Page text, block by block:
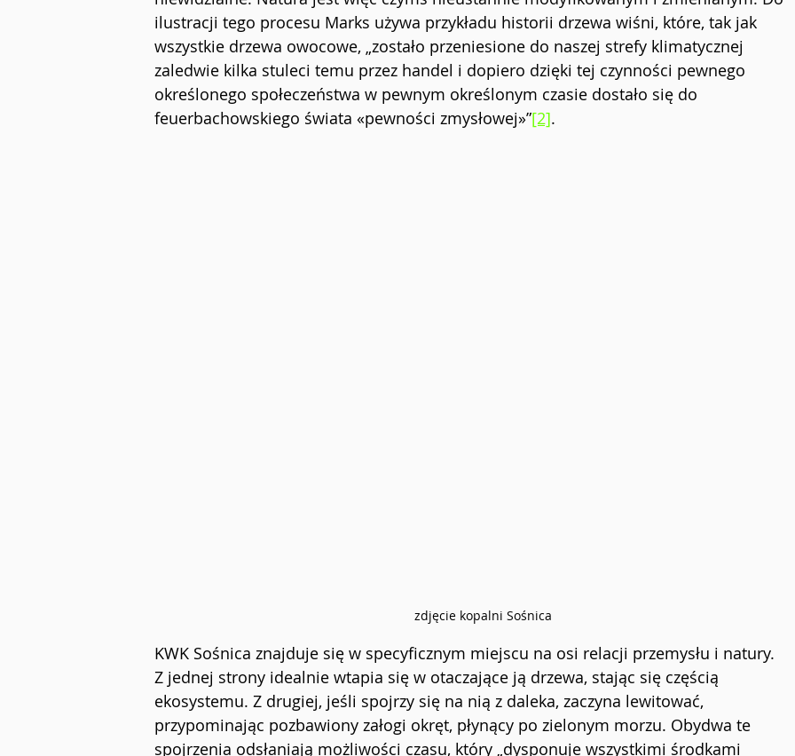
ilustracji tego procesu Marks używa przykładu historii drzewa wiśni, które, tak jak
wszystkie drzewa owocowe, „zostało przeniesione do naszej strefy klimatycznej
zaledwie kilka stuleci temu przez handel i dopiero dzięki tej czynności pewnego
określonego społeczeństwa w pewnym określonym czasie dostało się do
feuerbachowskiego świata «pewności zmysłowej»”[2].
zdjęcie kopalni Sośnica
KWK Sośnica znajduje się w specyficznym miejscu na osi relacji przemysłu i natury.
Z jednej strony idealnie wtapia się w otaczające ją drzewa, stając się częścią
ekosystemu. Z drugiej, jeśli spojrzy się na nią z daleka, zaczyna lewitować,
przypominając pozbawiony załogi okręt, płynący po zielonym morzu. Obydwa te
spojrzenia odsłaniają możliwości czasu, który „dysponuje wszystkimi środkami